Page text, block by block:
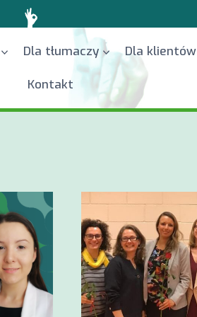
Dla tłumaczy Dla klientów
Kontakt